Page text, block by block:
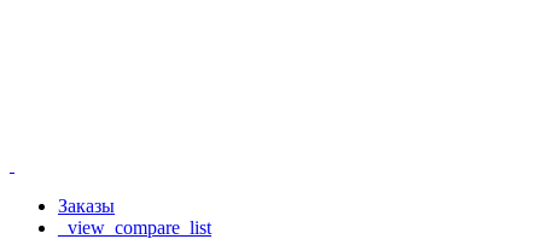
Заказы
_view_compare_list